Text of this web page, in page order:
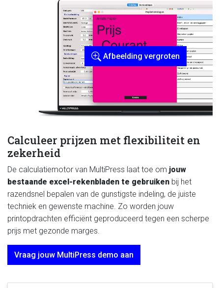
Calculeer prijzen met flexibiliteit en
zekerheid
De calculatiemotor van MultiPress laat toe om jouw
bestaande excel-rekenbladen te gebruiken bij het
razendsnel bepalen van de gunstigste indeling, de juiste
techniek en gewenste machine. Zo worden jouw
printopdrachten efficiënt geproduceerd tegen een scherpe
prijs met gezonde marges.
Vraag jouw MultiPress demo aan
Afbeelding vergroten